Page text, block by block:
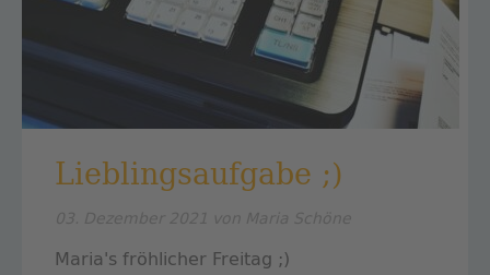
Lieblingsaufgabe ;)
Maria's fröhlicher Freitag ;)